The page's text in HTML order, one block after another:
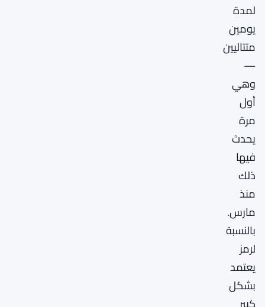
لمدة
يومين
متتاليين
—
وهي
أول
مرة
يحدث
فيها
ذلك
منذ
مارس.
بالنسبة
لرمز
يعتمد
بشكل